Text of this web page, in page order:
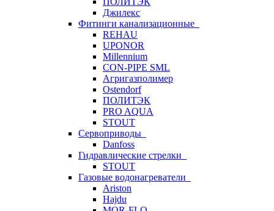
Джилекс
Фитинги канализационные
REHAU
UPONOR
Millennium
CON-PIPE SML
Агригазполимер
Ostendorf
ПОЛИТЭК
PRO AQUA
STOUT
Сервоприводы
Danfoss
Гидравлические стрелки
STOUT
Газовые водонагреватели
Ariston
Hajdu